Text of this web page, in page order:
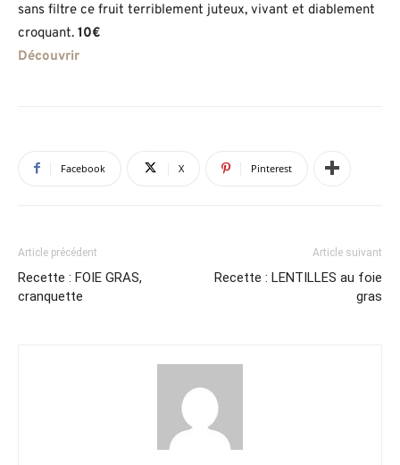
sans filtre ce fruit terriblement juteux, vivant et diablement
croquant. 10€
Découvrir
Facebook X Pinterest
Article précédent
Recette : FOIE GRAS,
cranquette
Article suivant
Recette : LENTILLES au foie
gras